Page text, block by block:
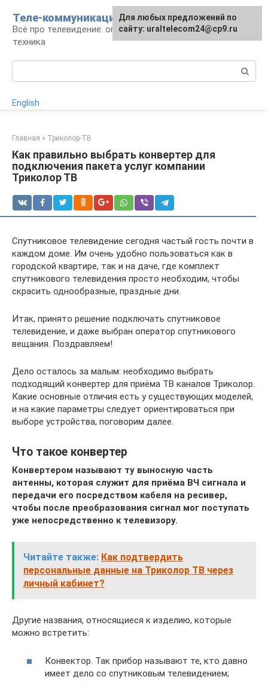
контенту
Теле-коммуникации
Всё про телевидение: операторы, технологии,
техника
English
Главная » Триколор-ТВ
Как правильно выбрать конвертер для
подключения пакета услуг компании
Триколор ТВ
Спутниковое телевидение сегодня частый гость почти в
каждом доме. Им очень удобно пользоваться как в
городской квартире, так и на даче, где комплект
спутникового телевидения просто необходим, чтобы
скрасить однообразные, праздные дни.
Итак, принято решение подключать спутниковое
телевидение, и даже выбран оператор спутникового
вещания. Поздравляем!
Дело осталось за малым: необходимо выбрать
подходящий конвертер для приёма ТВ каналов Триколор.
Какие основные отличия есть у существующих моделей,
и на какие параметры следует ориентироваться при
выборе устройства, поговорим далее.
Что такое конвертер
Конвертером называют ту выносную часть
антенны, которая служит для приёма ВЧ сигнала и
передачи его посредством кабеля на ресивер,
чтобы после преобразования сигнал мог поступать
уже непосредственно к телевизору.
Читайте также: Как подтвердить
персональные данные на Триколор ТВ через
личный кабинет?
Другие названия, относящиеся к изделию, которые
можно встретить:
Конвектор. Так прибор называют те, кто давно
имеет дело со спутниковым телевидением;
Для любых предложений по
сайту: uraltelecom24@cp9.ru